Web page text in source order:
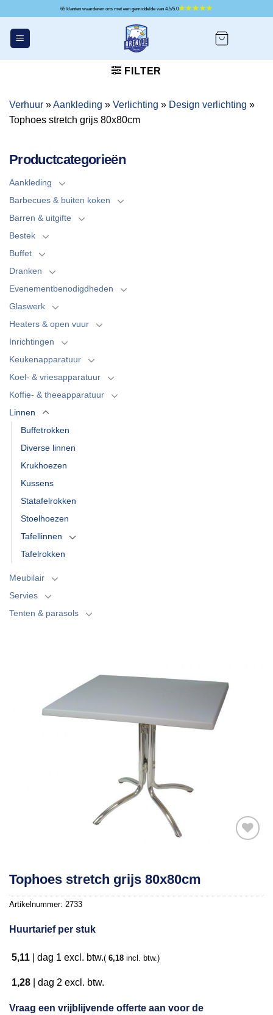
inhoud
65 klanten waarderen ons met een gemiddelde van 4.5/5.0
FILTER
Verhuur »Aankleding » Verlichting » Design verlichting »
Tophoes stretch grijs 80x80cm
Productcategorieën
Aankleding
Barbecues & buiten koken
Barren & uitgifte
Bestek
Buffet
Dranken
Evenementbenodigdheden
Glaswerk
Heaters & open vuur
Inrichtingen
Keukenapparatuur
Koel- & vriesapparatuur
Koffie- & theeapparatuur
Linnen
Buffetrokken
Diverse linnen
Krukhoezen
Kussens
Statafelrokken
Stoelhoezen
Tafellinnen
Tafelrokken
Meubilair
Servies
Tenten & parasols
verlanglijst
Tophoes stretch grijs 80x80cm
Artikelnummer: 2733
Huurtarief per stuk
5,11 dag 1 excl. btw.( 6,18 incl. btw.)
1,28 dag 2 excl. btw.
Vraag een vrijblijvende offerte aan voor de